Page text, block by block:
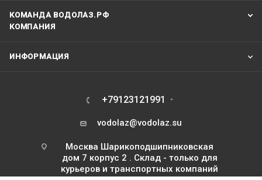
КОМАНДА ВОДОЛАЗ.РФ
КОМПАНИЯ
ИНФОРМАЦИЯ
+79123121991
vodolaz@vodolaz.su
Москва Шарикоподшипниковская
дом 7 корпус 2 . Склад - только для
курьеров и транспортных компаний